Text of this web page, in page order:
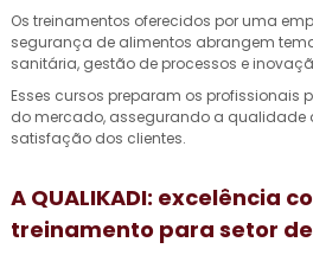
Os treinamentos oferecidos por uma
segurança de alimentos abrangem
sanitária, gestão de processos e
Esses cursos preparam os profissionais
do mercado, assegurando a qualidade
satisfação dos clientes.
A QUALIKADI: excelência
treinamento para setor